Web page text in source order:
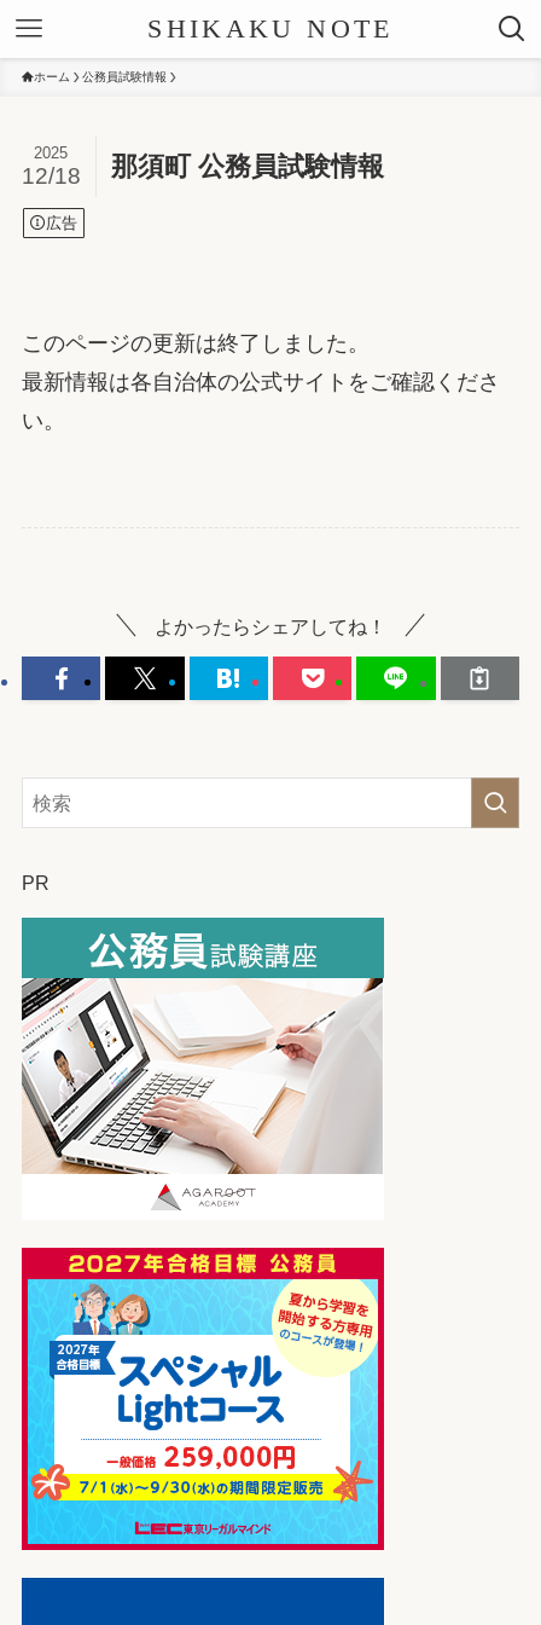
SHIKAKU NOTE
ホーム 公務員試験情報
那須町 公務員試験情報
2025
12/18
広告
このページの更新は終了しました。
最新情報は各自治体の公式サイトをご確認くださ
い。
よかったらシェアしてね！
PR